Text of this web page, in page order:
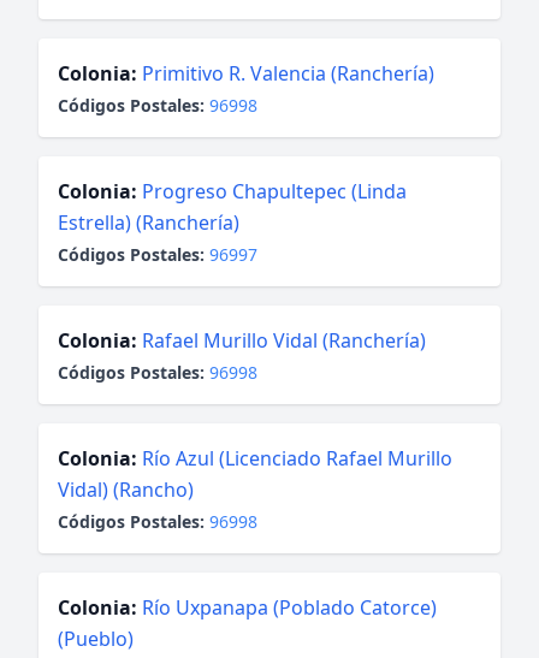
Colonia: Primitivo R. Valencia (Ranchería)
Códigos Postales: 96998
Colonia: Progreso Chapultepec (Linda
Estrella) (Ranchería)
Códigos Postales: 96997
Colonia: Rafael Murillo Vidal (Ranchería)
Códigos Postales: 96998
Colonia: Río Azul (Licenciado Rafael Murillo
Vidal) (Rancho)
Códigos Postales: 96998
Colonia: Río Uxpanapa (Poblado Catorce)
(Pueblo)